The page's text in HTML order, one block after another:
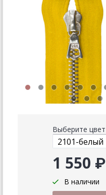
Выберите цвет
1 550 ₽
В наличии